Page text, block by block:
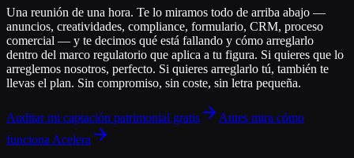
Una reunión de una hora. Te lo miramos todo de arriba abajo —
anuncios, creatividades, compliance, formulario, CRM, proceso
comercial — y te decimos qué está fallando y cómo arreglarlo
dentro del marco regulatorio que aplica a tu figura. Si quieres que lo
arreglemos nosotros, perfecto. Si quieres arreglarlo tú, también te
llevas el plan. Sin compromiso, sin coste, sin letra pequeña.
Auditar mi captación patrimonial gratis
Antes mira cómo
funciona Acelera